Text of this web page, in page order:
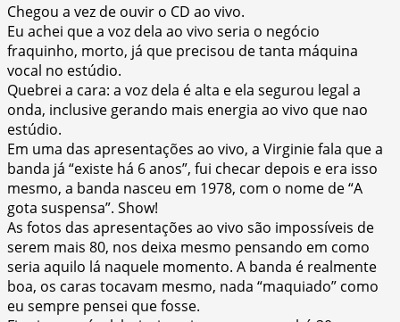
Chegou a vez de ouvir o CD ao vivo.
Eu achei que a voz dela ao vivo seria o negócio
fraquinho, morto, já que precisou de tanta máquina
vocal no estúdio.
Quebrei a cara: a voz dela é alta e ela segurou legal a
onda, inclusive gerando mais energia ao vivo que nao
estúdio.
Em uma das apresentações ao vivo, a Virginie fala que a
banda já “existe há 6 anos”, fui checar depois e era isso
mesmo, a banda nasceu em 1978, com o nome de “A
gota suspensa”. Show!
As fotos das apresentações ao vivo são impossíveis de
serem mais 80, nos deixa mesmo pensando em como
seria aquilo lá naquele momento. A banda é realmente
boa, os caras tocavam mesmo, nada “maquiado” como
eu sempre pensei que fosse.